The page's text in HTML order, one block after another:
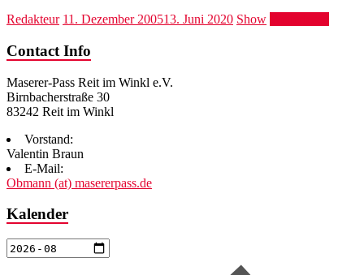
Redakteur 11. Dezember 200513. Juni 2020 Show
Contact Info
Maserer-Pass Reit im Winkl e.V.
Birnbacherstraße 30
83242 Reit im Winkl
Vorstand:
Valentin Braun
E-Mail:
Obmann (at) masererpass.de
Kalender